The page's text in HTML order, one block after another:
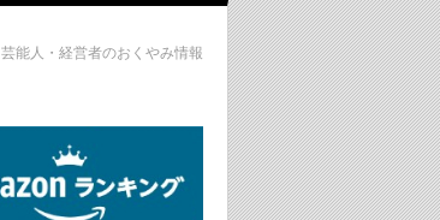
芸能人・経営者のおくやみ情報